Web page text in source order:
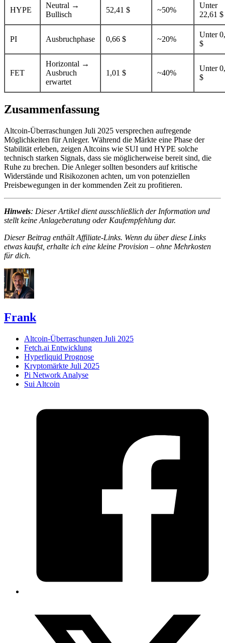
HYPE
Neutral →
Bullisch
52,41 $ ~50%
Unter
22,61 $
PI Ausbruchphase 0,66 $ ~20%
Unter
$
FET
Horizontal →
Ausbruch
erwartet
1,01 $ ~40%
Unter
$
Zusammenfassung
Altcoin-Überraschungen Juli 2025 versprechen aufregende
Möglichkeiten für Anleger. Während die Märkte eine Phase der
Stabilität erleben, zeigen Altcoins wie SUI und HYPE solche
technisch starken Signals, dass sie möglicherweise bereit sind, die
Ruhe zu brechen. Die Anleger sollten besonders auf kritische
Widerstände und Risikozonen achten, um von potenziellen
Preisbewegungen in der kommenden Zeit zu profitieren.
Hinweis: Dieser Artikel dient ausschließlich der Information und
stellt keine Anlageberatung oder Kaufempfehlung dar.
Dieser Beitrag enthält Affiliate-Links. Wenn du über diese Links
etwas kaufst, erhalte ich eine kleine Provision – ohne Mehrkosten
für dich.
Frank
Altcoin-Überraschungen Juli 2025
Fetch.ai Entwicklung
Hyperliquid Prognose
Kryptomärkte Juli 2025
Pi Network Analyse
Sui Altcoin